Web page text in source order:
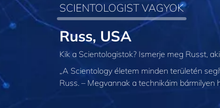
SCIENTOLOGIST VAGYOK
Russ, USA
Kik a Scientologistok? Ismerje meg Russt,
„A Scientology életem minden területén
Russ. – Megvannak a technikáim bármilyen